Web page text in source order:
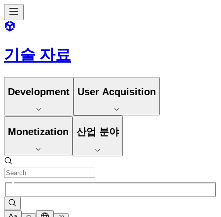
기술 자료
Development User Acquisition
Monetization 산업 분야